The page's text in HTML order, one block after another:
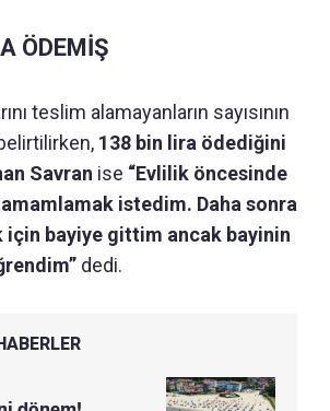
ÖDEMİŞ
teslim alamayanların sayısının
138 bin lira ödediğini
Savran ise “Evlilik öncesinde
istedim. Daha sonra
için bayiye gittim ancak bayinin
dedi.